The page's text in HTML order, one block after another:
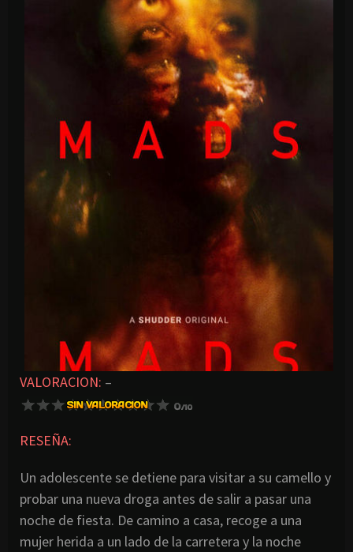
VALORACION: –
RESEÑA:
Un adolescente se detiene para visitar a su camello y
probar una nueva droga antes de salir a pasar una
noche de fiesta. De camino a casa, recoge a una
mujer herida a un lado de la carretera y la noche